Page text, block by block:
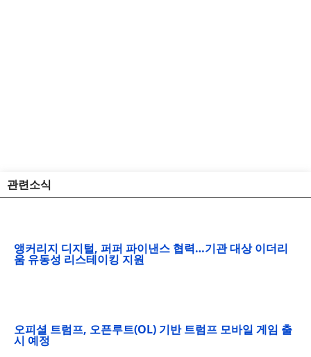
관련소식
앵커리지 디지털, 퍼퍼 파이낸스 협력…기관 대상 이더리
움 유동성 리스테이킹 지원
오피셜 트럼프, 오픈루트(OL) 기반 트럼프 모바일 게임 출
시 예정